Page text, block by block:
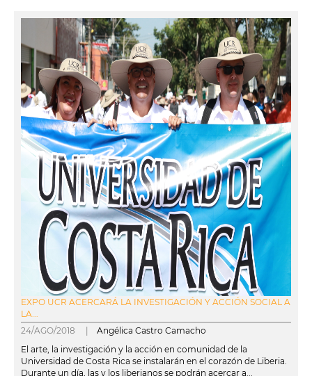
EXPO UCR ACERCARÁ LA INVESTIGACIÓN Y ACCIÓN SOCIAL A
LA...
24/AGO/2018 | Angélica Castro Camacho
El arte, la investigación y la acción en comunidad de la
Universidad de Costa Rica se instalarán en el corazón de Liberia.
Durante un día, las y los liberianos se podrán acercar a...